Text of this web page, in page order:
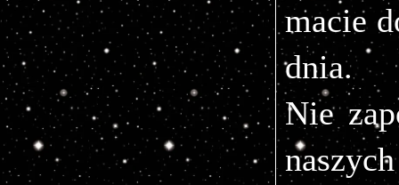
macie
dnia.
Nie